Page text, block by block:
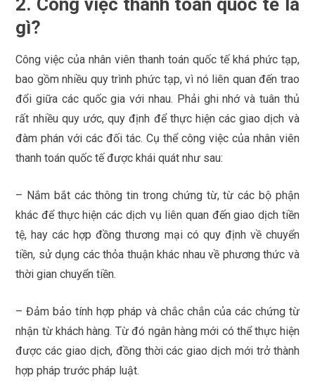
2. Công việc thanh toán quốc tế là
gì?
Công việc của nhân viên thanh toán quốc tế khá phức tạp,
bao gồm nhiều quy trình phức tạp, vì nó liên quan đến trao
đổi giữa các quốc gia với nhau. Phải ghi nhớ và tuân thủ
rất nhiều quy ước, quy định để thực hiện các giao dịch và
đàm phán với các đối tác. Cụ thể công việc của nhân viên
thanh toán quốc tế được khái quát như sau:
– Nắm bắt các thông tin trong chứng từ, từ các bộ phận
khác để thực hiện các dịch vụ liên quan đến giao dịch tiền
tệ, hay các hợp đồng thương mại có quy định về chuyển
tiền, sử dụng các thỏa thuận khác nhau về phương thức và
thời gian chuyển tiền.
– Đảm bảo tính hợp pháp và chắc chắn của các chứng từ
nhận từ khách hàng. Từ đó ngân hàng mới có thể thực hiện
được các giao dịch, đồng thời các giao dịch mới trở thành
hợp pháp trước pháp luật.